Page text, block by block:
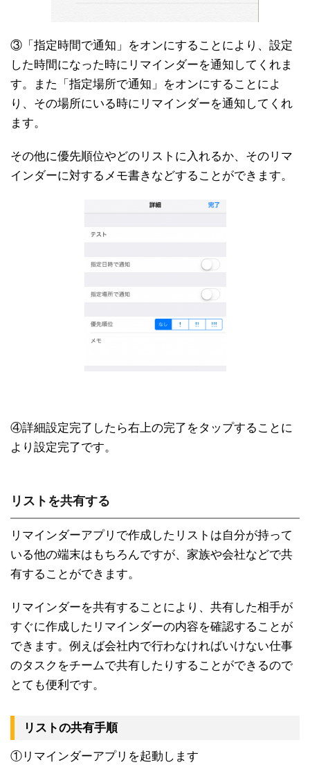
③「指定時間で通知」をオンにすることにより、設定
した時間になった時にリマインダーを通知してくれま
す。また「指定場所で通知」をオンにすることによ
り、その場所にいる時にリマインダーを通知してくれ
ます。
その他に優先順位やどのリストに入れるか、そのリマ
インダーに対するメモ書きなどすることができます。
④詳細設定完了したら右上の完了をタップすることに
より設定完了です。
リストを共有する
リマインダーアプリで作成したリストは自分が持って
いる他の端末はもちろんですが、家族や会社などで共
有することができます。
リマインダーを共有することにより、共有した相手が
すぐに作成したリマインダーの内容を確認することが
できます。例えば会社内で行わなければいけない仕事
のタスクをチームで共有したりすることができるので
とても便利です。
リストの共有手順
①リマインダーアプリを起動します